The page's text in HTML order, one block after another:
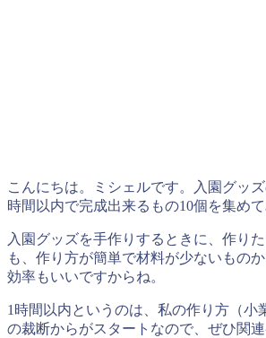
こんにちは。ミシェルです。入園グッ
時間以内で完成出来るもの10個を集めて
入園グッズを手作りするときに、作り
も、作り方が簡単で材料が少ないもの
効率もいいですからね。
1時間以内というのは、私の作り方（小
の裁断からがスタートなので、ぜひ関